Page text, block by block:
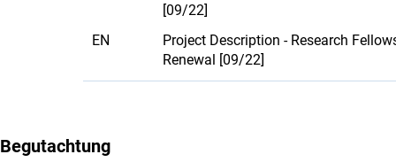
[09/22]
EN
Project Description - Research
Renewal [09/22]
Begutachtung